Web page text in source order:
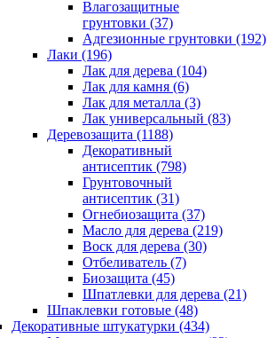
Влагозащитные
грунтовки (37)
Адгезионные грунтовки (192)
Лаки (196)
Лак для дерева (104)
Лак для камня (6)
Лак для металла (3)
Лак универсальный (83)
Деревозащита (1188)
Декоративный
антисептик (798)
Грунтовочный
антисептик (31)
Огнебиозащита (37)
Масло для дерева (219)
Воск для дерева (30)
Отбеливатель (7)
Биозащита (45)
Шпатлевки для дерева (21)
Шпаклевки готовые (48)
Декоративные штукатурки (434)